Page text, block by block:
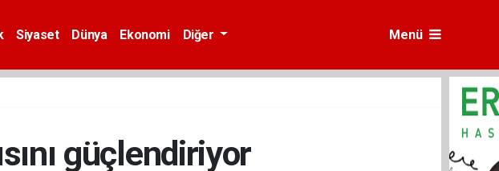
Siyaset Dünya Ekonomi Diğer Menü
güçlendiriyor